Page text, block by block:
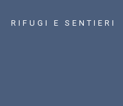
RIFUGI E SENTIERI